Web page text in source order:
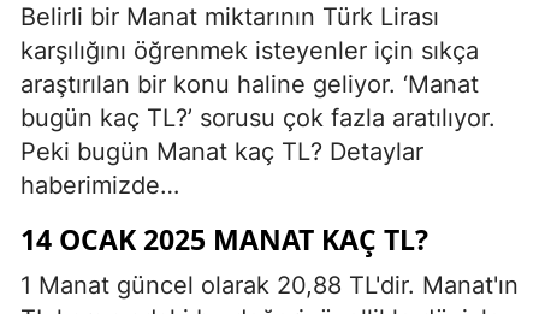
Belirli bir Manat miktarının Türk Lirası
karşılığını öğrenmek isteyenler için sıkça
araştırılan bir konu haline geliyor. ‘Manat
bugün kaç TL?’ sorusu çok fazla aratılıyor.
Peki bugün Manat kaç TL? Detaylar
haberimizde…
14 OCAK 2025 MANAT KAÇ TL?
1 Manat güncel olarak 20,88 TL'dir. Manat'ın